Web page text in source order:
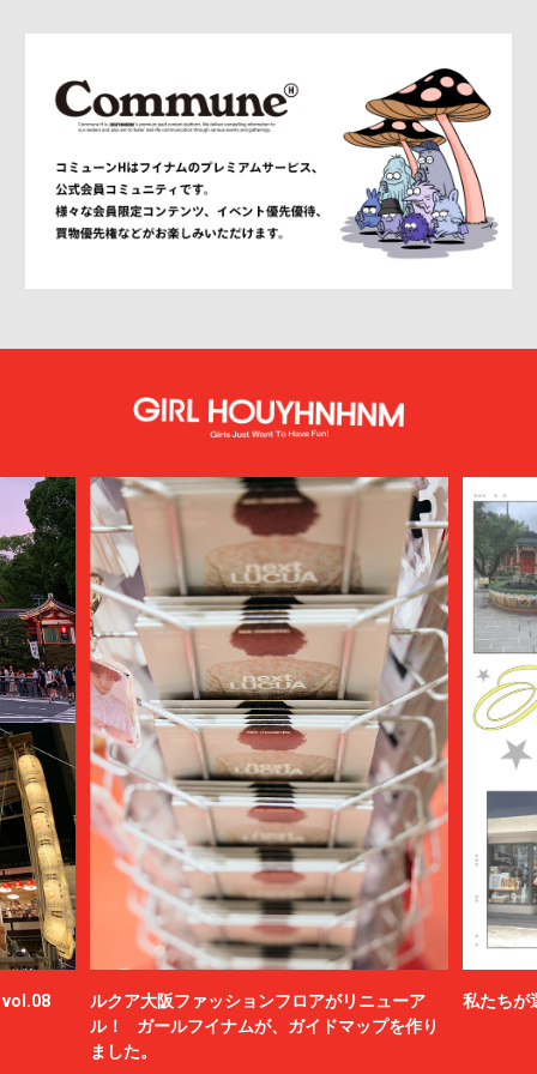
vol.08
ルクア大阪ファッションフロアがリニューア
ル！ ガールフイナムが、ガイドマップを作り
ました。
私たちが